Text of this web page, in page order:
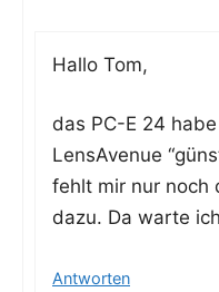
Hal­lo Tom,
das PC-E 24
Len­sA­ve­nue
fehlt mir nur noch
dazu. Da war­te
Antworten